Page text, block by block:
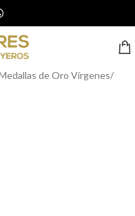
de Oro Vírgenes/